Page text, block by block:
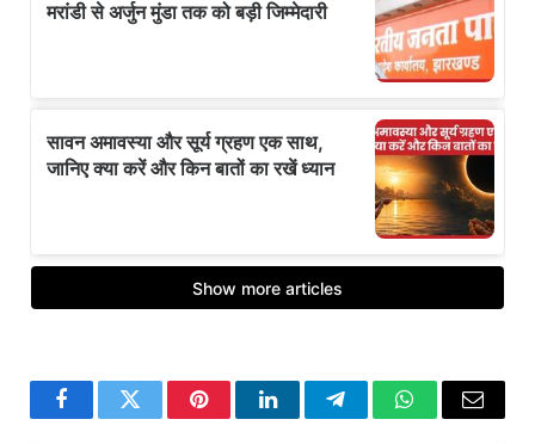
FacebookTwitter PinterestLinkedInTelegramWhatsApp
Email